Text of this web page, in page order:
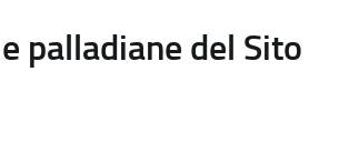
palladiane del Sito